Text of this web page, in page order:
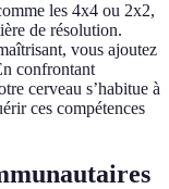
les 4x4 ou 2x2,
de résolution.
vous ajoutez
confrontant
cerveau s’habitue à
ces compétences